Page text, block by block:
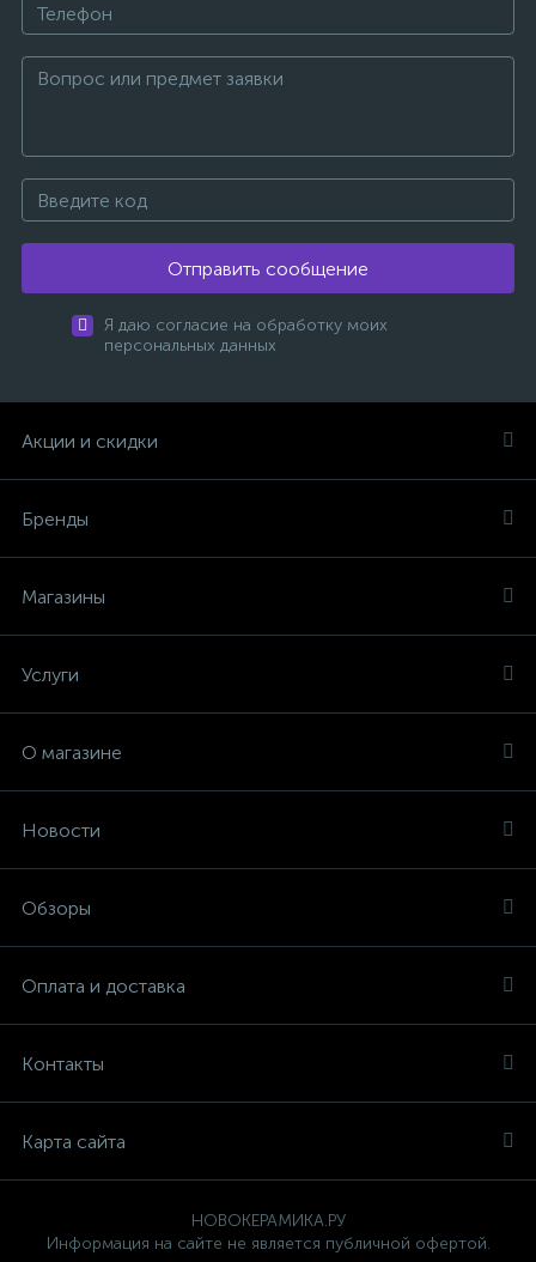
Отправить сообщение
Я даю согласие на обработку моих
персональных данных
Акции и скидки
Бренды
Магазины
Услуги
О магазине
Новости
Обзоры
Оплата и доставка
Контакты
Карта сайта
НОВОКЕРАМИКА.РУ
Информация на сайте не является публичной офертой.